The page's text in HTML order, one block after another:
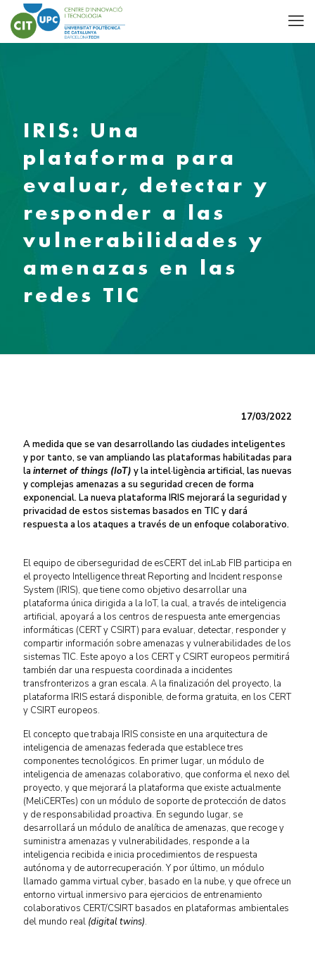
IRIS: Una
plataforma para
evaluar, detectar y
responder a las
vulnerabilidades y
amenazas en las
redes TIC
17/03/2022
A medida que se van desarrollando las ciudades inteligentes
y por tanto, se van ampliando las plataformas habilitadas para
la internet of things (IoT) y la intel·ligència artificial, las nuevas
y complejas amenazas a su seguridad crecen de forma
exponencial. La nueva plataforma IRIS mejorará la seguridad y
privacidad de estos sistemas basados en TIC y dará
respuesta a los ataques a través de un enfoque colaborativo.
El equipo de ciberseguridad de esCERT del inLab FIB participa en
el proyecto Intelligence threat Reporting and Incident response
System (IRIS), que tiene como objetivo desarrollar una
plataforma única dirigida a la IoT, la cual, a través de inteligencia
artificial, apoyará a los centros de respuesta ante emergencias
informáticas (CERT y CSIRT) para evaluar, detectar, responder y
compartir información sobre amenazas y vulnerabilidades de los
sistemas TIC. Este apoyo a los CERT y CSIRT europeos permitirá
también dar una respuesta coordinada a incidentes
transfronterizos a gran escala. A la finalización del proyecto, la
plataforma IRIS estará disponible, de forma gratuita, en los CERT
y CSIRT europeos.
El concepto que trabaja IRIS consiste en una arquitectura de
inteligencia de amenazas federada que establece tres
componentes tecnológicos. En primer lugar, un módulo de
inteligencia de amenazas colaborativo, que conforma el nexo del
proyecto, y que mejorará la plataforma que existe actualmente
(MeliCERTes) con un módulo de soporte de protección de datos
y de responsabilidad proactiva. En segundo lugar, se
desarrollará un módulo de analítica de amenazas, que recoge y
suministra amenazas y vulnerabilidades, responde a la
inteligencia recibida e inicia procedimientos de respuesta
autónoma y de autorrecuperación. Y por último, un módulo
llamado gamma virtual cyber, basado en la nube, y que ofrece un
entorno virtual inmersivo para ejercicios de entrenamiento
colaborativos CERT/CSIRT basados en plataformas ambientales
del mundo real (digital twins).